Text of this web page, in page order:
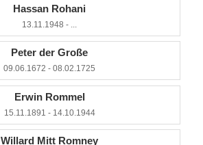
Hassan Rohani
13.11.1948 - ...
Peter der Große
09.06.1672 - 08.02.1725
Erwin Rommel
15.11.1891 - 14.10.1944
Willard Mitt Romney